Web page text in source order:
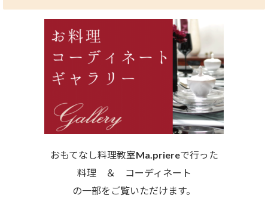
おもてなし料理教室Ma.priereで行った
料理 ＆ コーディネート
の一部をご覧いただけます。